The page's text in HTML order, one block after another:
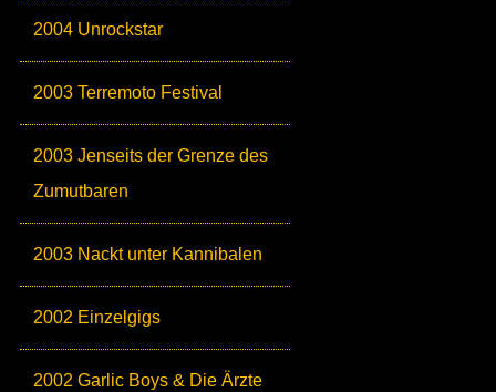
2004 Unrockstar
2003 Terremoto Festival
2003 Jenseits der Grenze des
Zumutbaren
2003 Nackt unter Kannibalen
2002 Einzelgigs
2002 Garlic Boys & Die Ärzte